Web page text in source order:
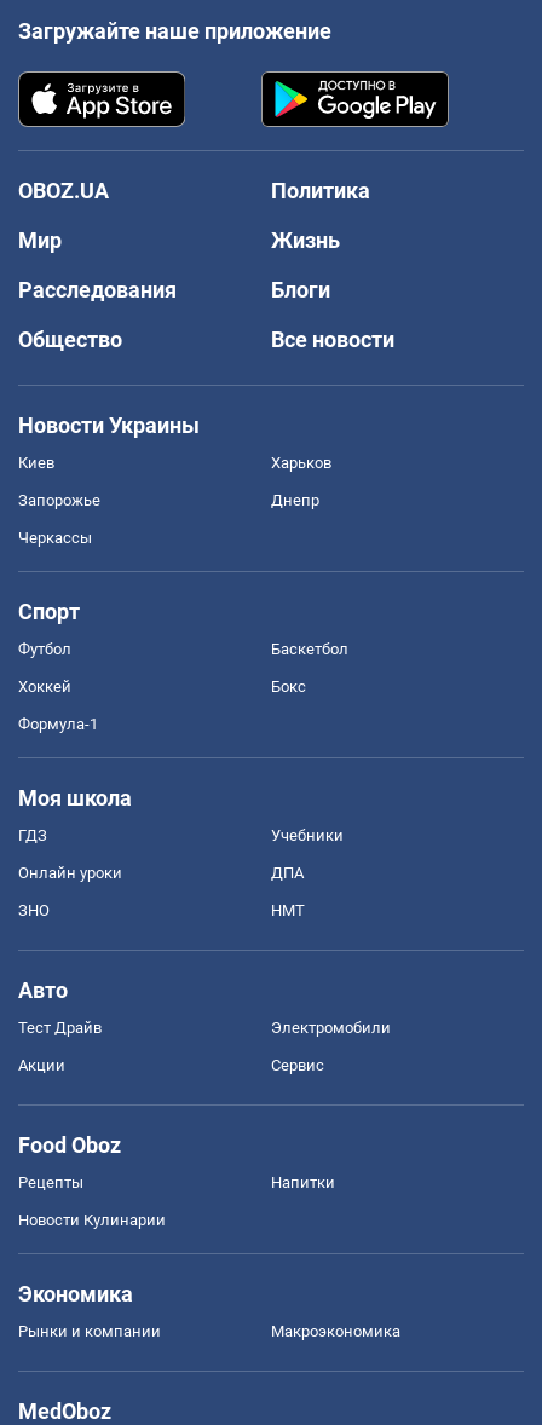
Загружайте наше приложение
OBOZ.UA
Политика
Мир
Жизнь
Расследования
Блоги
Общество
Все новости
Новости Украины
Киев Харьков
Запорожье Днепр
Черкассы
Спорт
Футбол Баскетбол
Хоккей Бокс
Формула-1
Моя школа
ГДЗ Учебники
Онлайн уроки ДПА
ЗНО НМТ
Авто
Тест Драйв Электромобили
Акции Сервис
Food Oboz
Рецепты Напитки
Новости Кулинарии
Экономика
Рынки и компании Mакроэкономика
MedOboz